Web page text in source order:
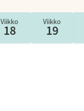
Viikko
18
Viikko
19